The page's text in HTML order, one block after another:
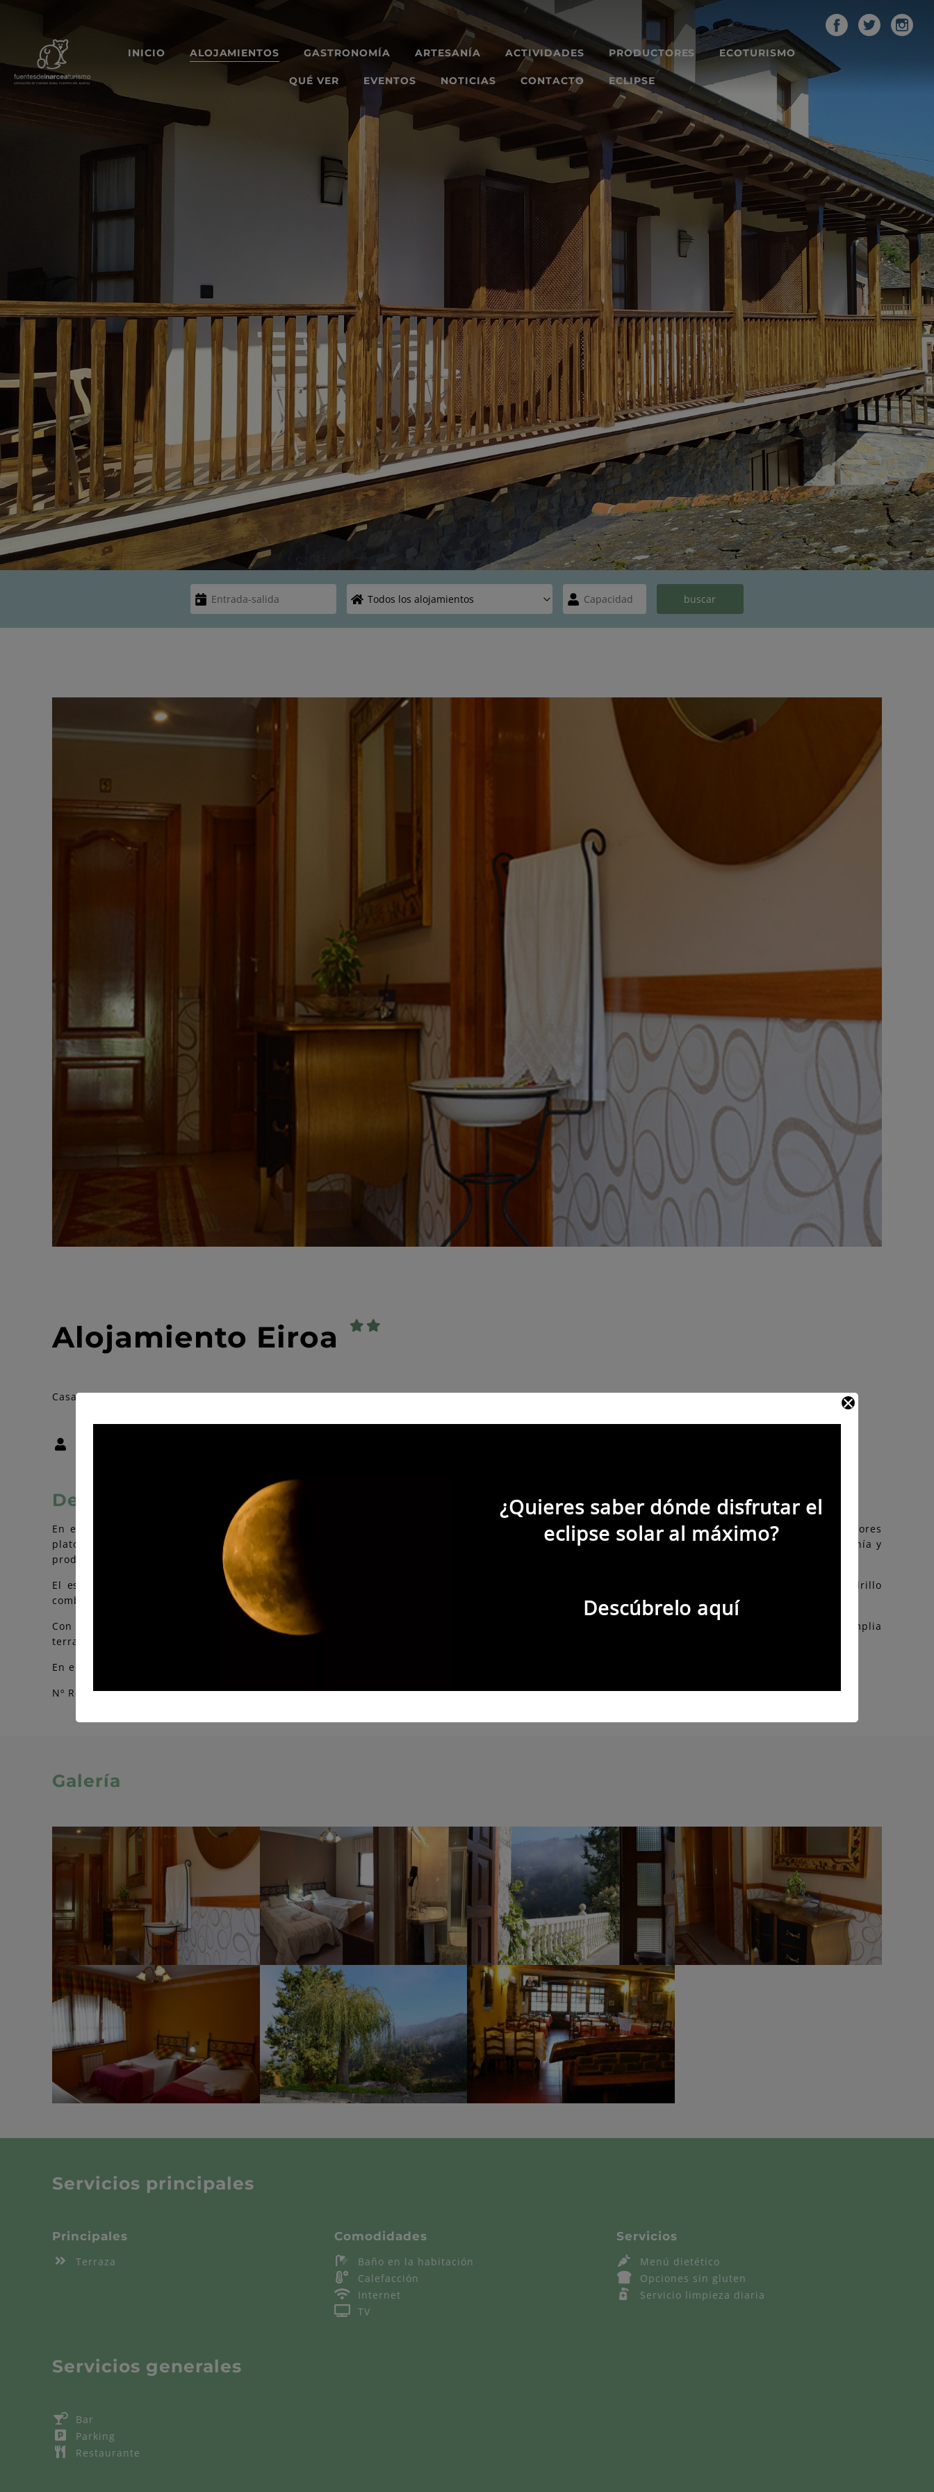
¿Quieres saber dónde disfrutar el
eclipse solar al máximo?
Descúbrelo aquí
INICIO ALOJAMIENTOS GASTRONOMÍA ARTESANÍA ACTIVIDADES PRODUCTORES ECOTURISMO
QUÉ VER EVENTOS NOTICIAS CONTACTO ECLIPSE
Alojamiento Eiroa
Casa Rural - Tipo de alquiler: habitaciones
Descripción
En el centro de San Antolín -capital del Concejo- además de alojarte en este acogedor establecimiento, podrás degustar en su restaurante los mejores
platos de la zona, elaborados con productos autóctonos de la comarca. También podrás adquirir en su tienda, ubicada en el mismo edificio, artesanía y
productos artesanos, para poder llevarte a casa un trocito de nuestro territorio.
El establecimiento, regentado por Isabel Álvarez -además cocinera y experta en carnes-, es un lugar cálido y amable, con muros de piedra y ladrillo
combinado con madera, donde lo mismo en las paredes que en las estanterías hay un recuerdo de lo más representativo del suroccidente.
Con una capacidad total de 10 personas en 5 habitaciones dobles, amplias y cómodas, todas ellas con baño totalmente equipado. Dispone de una amplia
terraza con vistas a la montaña.
En el comedor, llegado el frío, siempre es bien recibido el calorín de la chimenea encendida, mientras fuera, tras la ventana, aguarda Ibias.
Nº Registro Turismo: H.1806.AS
Galería
Servicios principales
Principales
Terraza
Terraza
Comodidades
Baño
en
la
habitación
Baño en la habitación
Calefacción
Calefacción
Internet
Internet
TV
TV
Servicios
Menú
dietético
Menú dietético
Opciones
sin
gluten
Opciones sin gluten
Servicio
Servicio limpieza diaria
Servicios generales
Bar
Bar
Parking
Parking
Restaurante
Restaurante